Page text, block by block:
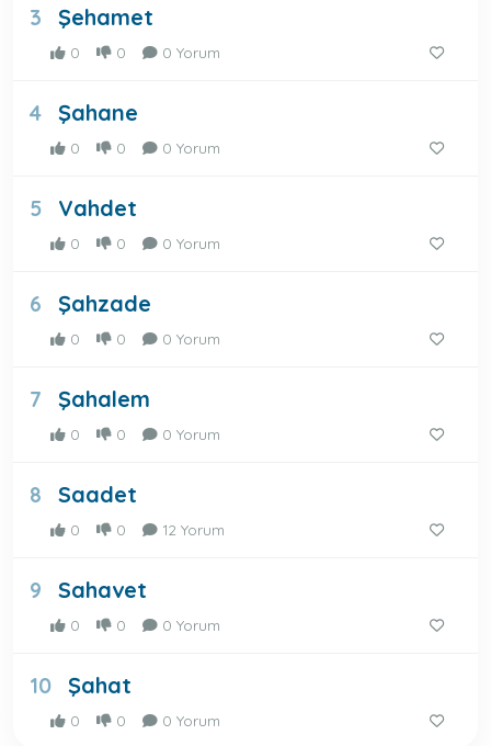
3 Şehamet
0 0 0 Yorum
4 Şahane
0 0 0 Yorum
5 Vahdet
0 0 0 Yorum
6 Şahzade
0 0 0 Yorum
7 Şahalem
0 0 0 Yorum
8 Saadet
0 0 12 Yorum
9 Sahavet
0 0 0 Yorum
10 Şahat
0 0 0 Yorum